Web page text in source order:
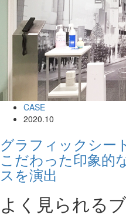
CASE
2020.10
グラフィックシー
こだわった印象的
スを演出
よく見られる